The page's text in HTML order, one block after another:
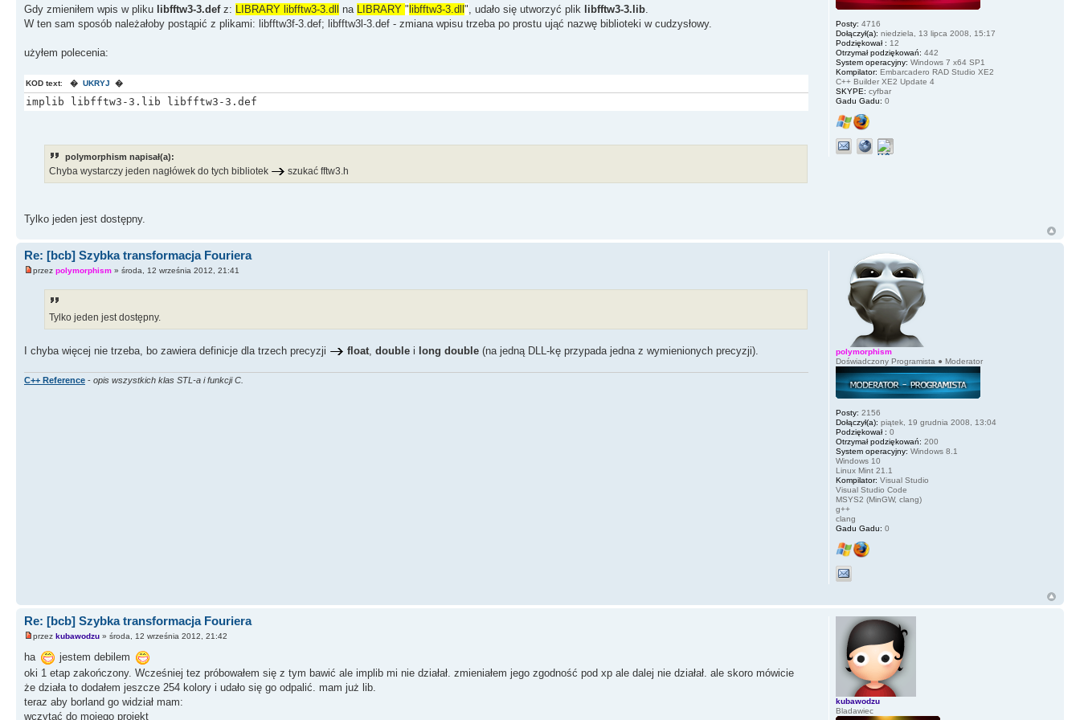
Gdy zmieniłem wpis w pliku libfftw3-3.defz: LIBRARY libfftw3-3.dll na LIBRARY "libfftw3-3.dll" , udało się utworzyć plik libfftw3-3.lib
W ten sam sposób należałoby postąpić z plikami: libfftw3f-3.def; libfftw3l-3.def - zmiana wpisu trzeba po prostu ująć nazwę biblioteki w cudzysłowy.
użyłem polecenia:
KOD text: � UKRYJ �
implib libfftw3-3.lib libfftw3-3.def
polymorphism napisał(a):
Chyba wystarczy jeden nagłówek do tych bibliotek szukać fftw3.h
Tylko jeden jest dostępny.
Posty: 4716
Dołączył(a): niedziela, 13 lipca 2008, 15:17
Podziękował : 12
Otrzymał podziękowań: 442
System operacyjny: Windows 7 x64 SP1
Kompilator: Embarcadero RAD Studio XE2
C++ Builder XE2 Update 4
SKYPE: cyfbar
Gadu Gadu: 0
Re: [bcb] Szybka transformacja Fouriera
przez polymorphism » środa, 12 września 2012, 21:41
Tylko jeden jest dostępny.
I chyba więcej nie trzeba, bo zawiera definicje dla trzech precyzji float, double i long double (na jedną DLL-kę przypada jedna z wymienionych precyzji).
C++ Reference - opis wszystkich klas STL-a i funkcji C.
polymorphism
Doświadczony Programista ● Moderator
Posty: 2156
Dołączył(a): piątek, 19 grudnia 2008, 13:04
Podziękował : 0
Otrzymał podziękowań: 200
System operacyjny: Windows 8.1
Windows 10
Linux Mint 21.1
Kompilator: Visual Studio
Visual Studio Code
MSYS2 (MinGW, clang)
g++
clang
Gadu Gadu: 0
Re: [bcb] Szybka transformacja Fouriera
przez kubawodzu » środa, 12 września 2012, 21:42
ha
jestem debilem
oki 1 etap zakończony. Wcześniej tez próbowałem się z tym bawić ale implib mi nie działał. zmieniałem jego zgodność pod xp ale dalej nie działał. ale skoro mówicie
że działa to dodałem jeszcze 254 kolory i udało się go odpalić. mam już lib.
teraz aby borland go widział mam:
wczytać do mojego projekt
kubawodzu
Bladawiec